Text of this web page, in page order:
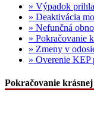
» Výpadok
» Deaktivácia
» Nefunčná
» Pokračovanie
» Zmeny v
» Overenie KEP
Pokračovanie